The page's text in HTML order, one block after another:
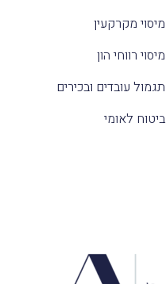
מיסוי מקרקעין
מיסוי רווחי הון
תגמול עובדים ובכירים
ביטוח לאומי